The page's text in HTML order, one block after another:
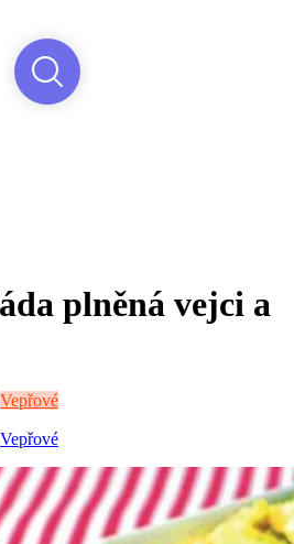
plněná vejci a
Vepřové
Vepřové